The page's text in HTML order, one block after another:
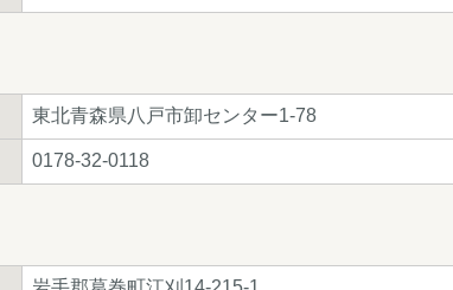
東北青森県八戸市卸センター1-78
0178-32-0118